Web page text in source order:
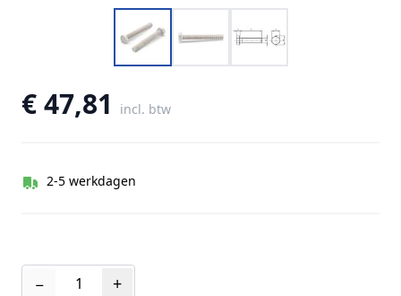
€ 47,81 incl. btw
2-5 werkdagen
− +